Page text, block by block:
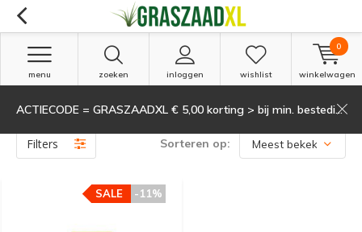
zoeken inloggen
menu wishlist winkelwagen
0
ACTIECODE = GRASZAADXL € 5,00 korting > bij min. besteding van 135,-
Producten getagd met groendaken (1)
Filters Sorteren op:
-11%
SALE